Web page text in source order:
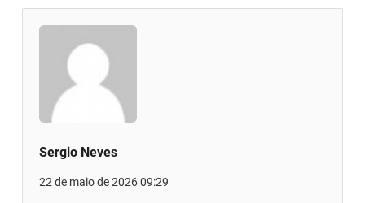
Sergio Neves
22 de maio de 2026 09:29